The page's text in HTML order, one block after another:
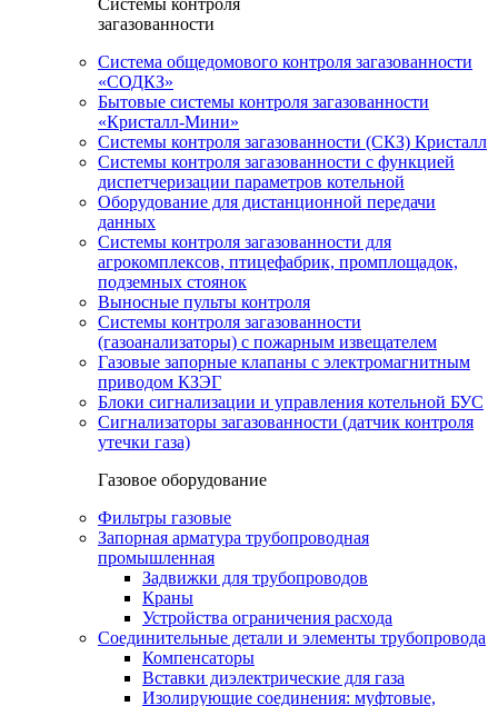
Системы контроля
загазованности
Система общедомового контроля загазованности
«СОДКЗ»
Бытовые системы контроля загазованности
«Кристалл-Мини»
Системы контроля загазованности (СКЗ) Кристалл
Системы контроля загазованности с функцией
диспетчеризации параметров котельной
Оборудование для дистанционной передачи
данных
Системы контроля загазованности для
агрокомплексов, птицефабрик, промплощадок,
подземных стоянок
Выносные пульты контроля
Системы контроля загазованности
(газоанализаторы) с пожарным извещателем
Газовые запорные клапаны с электромагнитным
приводом КЗЭГ
Блоки сигнализации и управления котельной БУС
Сигнализаторы загазованности (датчик контроля
утечки газа)
Газовое оборудование
Фильтры газовые
Запорная арматура трубопроводная
промышленная
Задвижки для трубопроводов
Краны
Устройства ограничения расхода
Соединительные детали и элементы трубопровода
Компенсаторы
Вставки диэлектрические для газа
Изолирующие соединения: муфтовые,